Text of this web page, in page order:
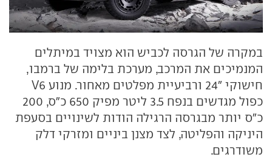
במקרה של הגרסה לכביש הוא מצויד במיתלים
המנמיכים את המרכב, מערכת בלימה של ברמבו,
חישוקי "24 ורביעיית מפלטים מאחור. מנוע V6
כפול מגדשים בנפח 3.5 ליטר מפיק 650 כ"ס, 200
כ"ס יותר מבגרסה הרגילה הודות לשינויים בסעפת
היניקה והפליטה, לצד מצנן ביניים ומזרקי דלק
משודרגים.